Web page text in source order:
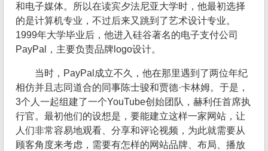
和电子媒体。所以在读宾夕法尼亚大学时，他最初选择
的是计算机专业，不过后来又跳到了艺术设计专业。
1999年大学毕业后，他进入硅谷著名的电子支付公司
PayPal，主要负责品牌logo设计。
当时，PayPal成立不久，他在那里遇到了两位年纪
相仿并且志同道合的同事陈士骏和贾德·卡林姆。于是，
3个人一起组建了一个YouTube创始团队，赫利任首席执
行官。最初他们的设想是，要能建立这样一家网站，让
人们非常容易地观看、分享和评论视频，为此就需要从
顾客角度来考虑，需要有怎样的网站品牌、布局、播放